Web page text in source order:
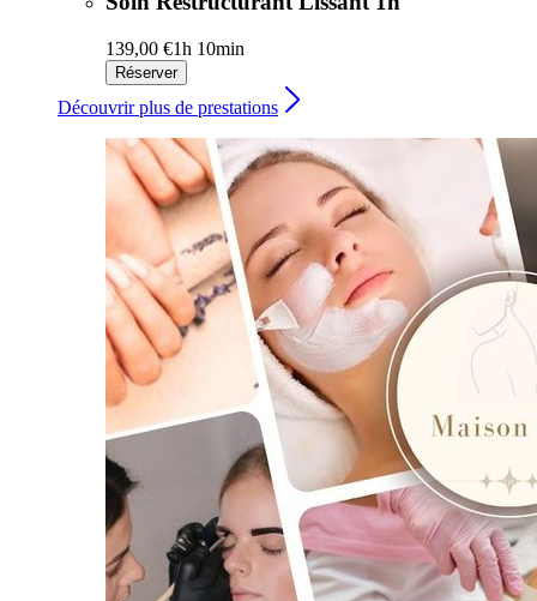
139,00 €1h 10min
Réserver
Découvrir plus de prestations